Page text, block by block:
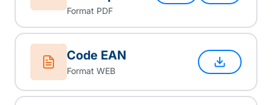
Format PDF
Code EAN
Format WEB